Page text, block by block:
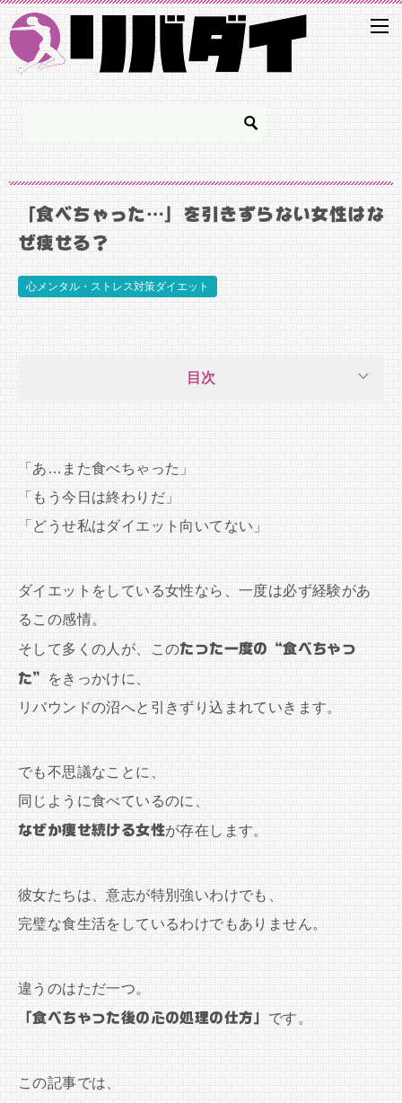
「食べちゃった…」を引きずらない女性はな
ぜ痩せる？
心メンタル・ストレス対策ダイエット
目次
「あ…また食べちゃった」
「もう今日は終わりだ」
「どうせ私はダイエット向いてない」
ダイエットをしている女性なら、一度は必ず経験があ
るこの感情。
そして多くの人が、このたった一度の“食べちゃっ
た”
をきっかけに、
リバウンドの沼へと引きずり込まれていきます。
でも不思議なことに、
同じように食べているのに、
なぜか痩せ続ける女性が存在します。
彼女たちは、意志が特別強いわけでも、
完璧な食生活をしているわけでもありません。
違うのはただ一つ。
「食べちゃった後の心の処理の仕方」 です。
この記事では、